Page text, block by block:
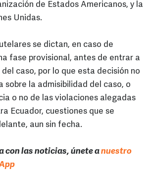
de Estados Americanos, y la
Unidas.
se dictan, en caso de
fase provisional, antes de entrar a
caso, por lo que esta decisión no
sobre la admisibilidad del caso, o
o no de las violaciones alegadas
Ecuador, cuestiones que se
aun sin fecha.
con las noticias, únete anuestro